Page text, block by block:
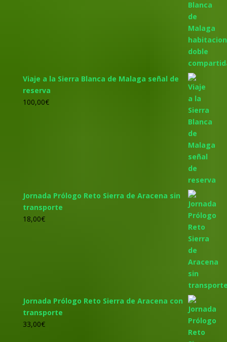
Viaje a la Sierra Blanca de Malaga señal de
reserva
100,00€
Jornada Prólogo Reto Sierra de Aracena sin
transporte
18,00€
Jornada Prólogo Reto Sierra de Aracena con
transporte
33,00€